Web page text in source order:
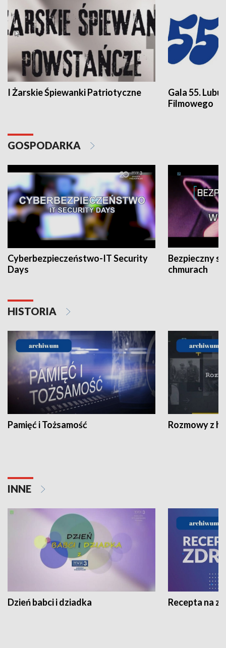
I Żarskie Śpiewanki Patriotyczne
Gala 55.
Filmowego
GOSPODARKA
Cyberbezpieczeństwo-IT Security
Days
Bezpieczny
chmurach
HISTORIA
Pamięć i Tożsamość Rozmowy z
INNE
Dzień babci i dziadka Recepta na